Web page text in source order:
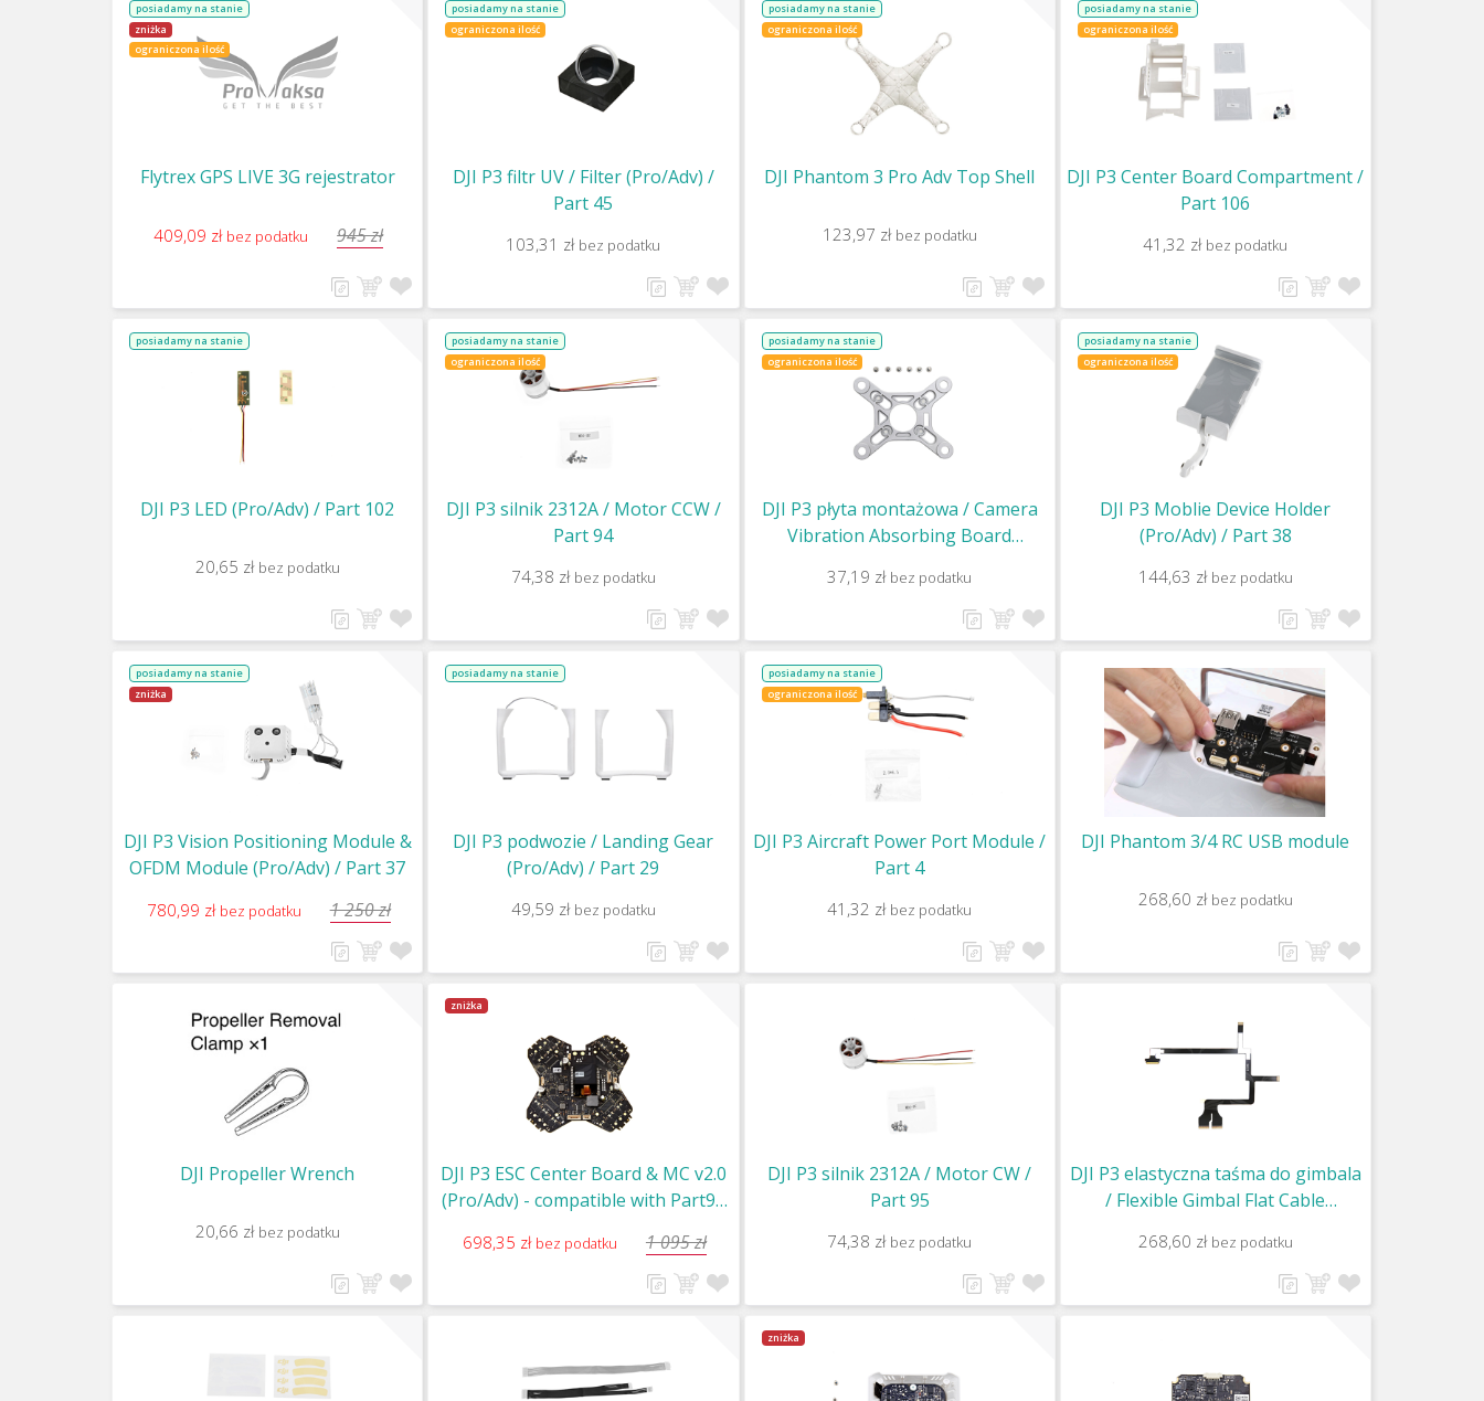
posiadamy na stanie
zniżka
ograniczona ilość
Flytrex GPS LIVE 3G rejestrator
409,09 zł bez podatku 945 zł
posiadamy na stanie
ograniczona ilość
DJI P3 filtr UV / Filter (Pro/Adv) /
Part 45
103,31 zł bez podatku
posiadamy na stanie
ograniczona ilość
DJI Phantom 3 Pro Adv Top Shell
123,97 zł bez podatku
posiadamy na stanie
ograniczona ilość
DJI P3 Center Board Compartment /
Part 106
41,32 zł bez podatku
posiadamy na stanie
DJI P3 LED (Pro/Adv) / Part 102
20,65 zł bez podatku
posiadamy na stanie
ograniczona ilość
DJI P3 silnik 2312A / Motor CCW /
Part 94
74,38 zł bez podatku
posiadamy na stanie
ograniczona ilość
DJI P3 płyta montażowa / Camera
Vibration Absorbing Board
37,19 zł bez podatku
posiadamy na stanie
ograniczona ilość
DJI P3 Moblie Device Holder
(Pro/Adv) / Part 38
144,63 zł bez podatku
posiadamy na stanie
zniżka
DJI P3 Vision Positioning Module &
OFDM Module (Pro/Adv) / Part 37
780,99 zł bez podatku 1 250 zł
posiadamy na stanie
DJI P3 podwozie / Landing Gear
(Pro/Adv) / Part 29
49,59 zł bez podatku
posiadamy na stanie
ograniczona ilość
DJI P3 Aircraft Power Port Module /
Part 4
41,32 zł bez podatku
DJI Phantom 3/4 RC USB module
268,60 zł bez podatku
DJI Propeller Wrench
20,66 zł bez podatku
zniżka
DJI P3 ESC Center Board & MC v2.0
(Pro/Adv) - compatible with Part94
698,35 zł bez podatku 1 095 zł
DJI P3 silnik 2312A / Motor CW /
Part 95
74,38 zł bez podatku
DJI P3 elastyczna taśma do gimbala
/ Flexible Gimbal Flat Cable
268,60 zł bez podatku
zniżka